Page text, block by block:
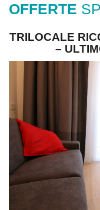
OFFERTE
TRILOCALE
–